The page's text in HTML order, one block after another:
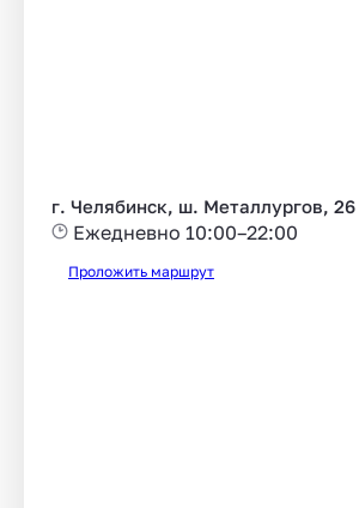
г. Челябинск, ш. Металлургов, 26
Ежедневно 10:00–22:00
Проложить маршрут